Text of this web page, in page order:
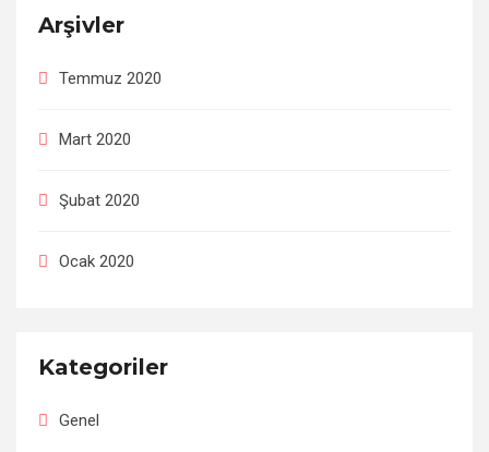
Arşivler
Temmuz 2020
Mart 2020
Şubat 2020
Ocak 2020
Kategoriler
Genel